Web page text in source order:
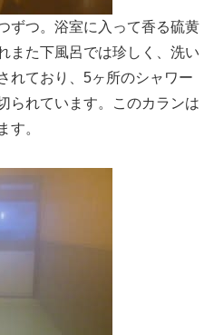
ずつ。浴室に入って香る硫黄
また下風呂では珍しく、洗い
れており、5ヶ所のシャワー
られています。このカランは
す。